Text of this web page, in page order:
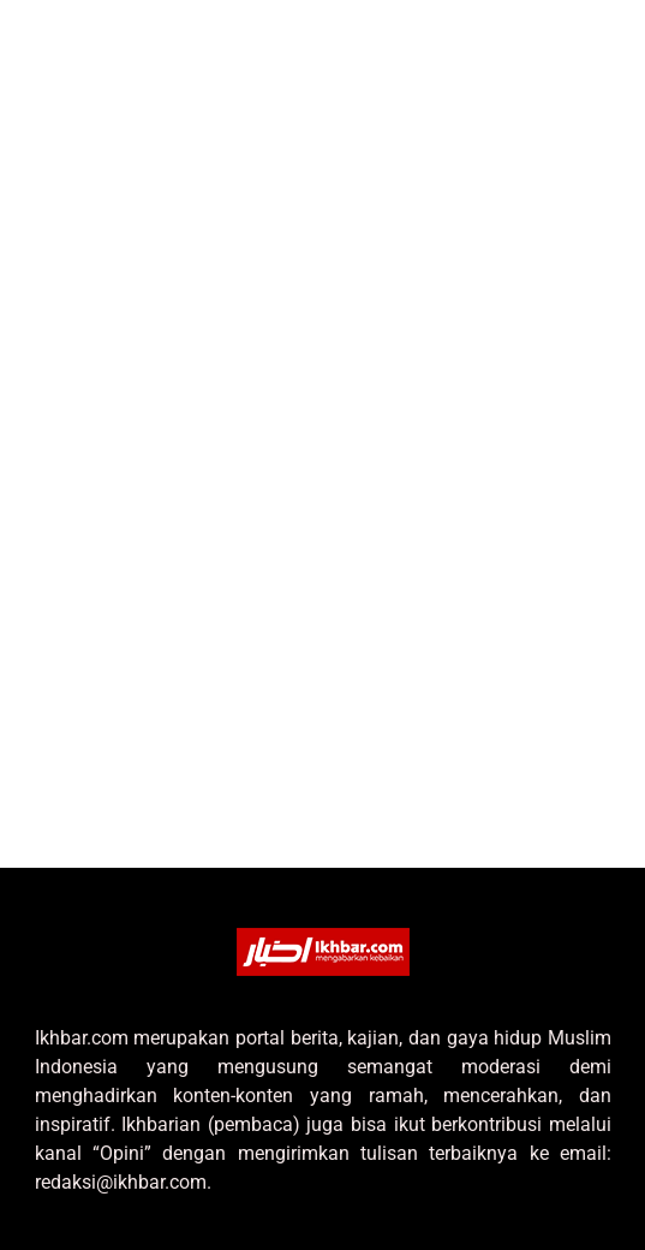
Ikhbar.com merupakan portal berita, kajian, dan gaya hidup Muslim
Indonesia yang mengusung semangat moderasi demi
menghadirkan konten-konten yang ramah, mencerahkan, dan
inspiratif. Ikhbarian (pembaca) juga bisa ikut berkontribusi melalui
kanal “Opini” dengan mengirimkan tulisan terbaiknya ke email:
redaksi@ikhbar.com.